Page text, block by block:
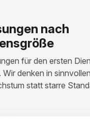
nach
für den ersten
denken in
statt starre